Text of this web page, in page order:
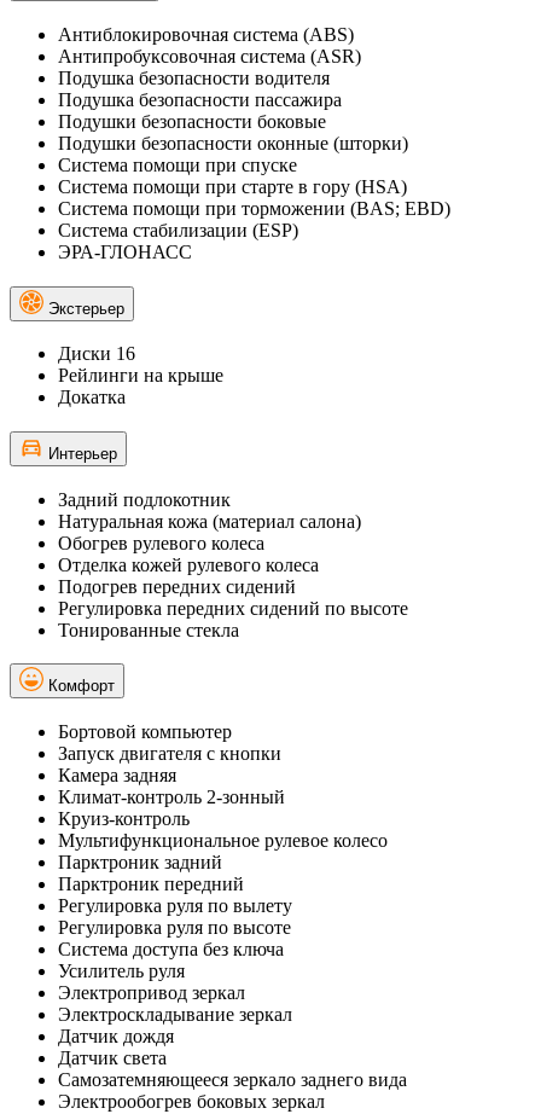
Антиблокировочная система (ABS)
Антипробуксовочная система (ASR)
Подушка безопасности водителя
Подушка безопасности пассажира
Подушки безопасности боковые
Подушки безопасности оконные (шторки)
Система помощи при спуске
Система помощи при старте в гору (HSA)
Система помощи при торможении (BAS; EBD)
Система стабилизации (ESP)
ЭРА-ГЛОНАСС
Экстерьер
Диски 16
Рейлинги на крыше
Докатка
Интерьер
Задний подлокотник
Натуральная кожа (материал салона)
Обогрев рулевого колеса
Отделка кожей рулевого колеса
Подогрев передних сидений
Регулировка передних сидений по высоте
Тонированные стекла
Комфорт
Бортовой компьютер
Запуск двигателя с кнопки
Камера задняя
Климат-контроль 2-зонный
Круиз-контроль
Мультифункциональное рулевое колесо
Парктроник задний
Парктроник передний
Регулировка руля по вылету
Регулировка руля по высоте
Система доступа без ключа
Усилитель руля
Электропривод зеркал
Электроскладывание зеркал
Датчик дождя
Датчик света
Самозатемняющееся зеркало заднего вида
Электрообогрев боковых зеркал